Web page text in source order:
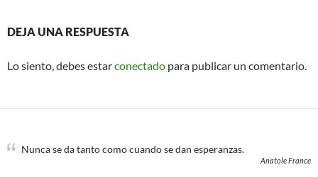
DEJA UNA RESPUESTA
Lo siento, debes estarconectado para publicar un comentario.
Nunca se da tanto como cuando se dan esperanzas.
Anatole France